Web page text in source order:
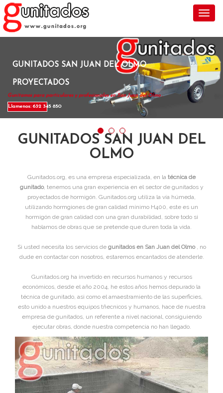
GUNITADOS SAN JUAN DEL OLMO
PROYECTADOS
Gunitamos para particulares y profesionales en San Juan del Olmo .
Llamenos: 632 345 850
GUNITADOS SAN JUAN DEL
OLMO
Gunitados.org, es una empresa especializada, en la técnica de
gunitado, tenemos una gran experiencia en el sector de gunitados y
proyectados de hormigón. Gunitados.org utiliza la vía húmeda,
utilizando hormgiones de gran calidad mínimo H400, este es un
hormigón de gran calidad con una gran durabilidad, sobre todo si
hablamos de obras que se pretende que duren toda la vida.
Si usted necesita los servicios de gunitados en San Juan del Olmo , no
dude en contactar con nosotros, estaremos encantados de atenderle.
Gunitados.org ha invertido en recursos humanos y recursos
económicos, desde el año 2004, he estos años hemos depurado la
técnica de gunitado, asi como el amaestramiento de las superficies,
esto unido a nuestros equipos tñecnicos y humanos, hace de nuestra
empresa de gunitados, un referente a nivel nacional, consiguiendo
ejecutar obras, donde nuestra competencia no han llegado.